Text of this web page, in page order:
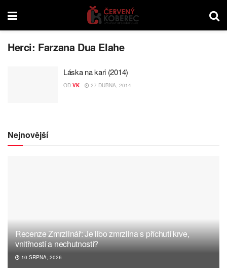
Herci: Farzana Dua Elahe
Láska na kari (2014)
OD VK 27 DUBNA, 2014
Nejnovější
Recenze Zmrzlinář: Je libo zmrzlina s příchutí krve,
vnitřností a nechutností?
10 SRPNA, 2026